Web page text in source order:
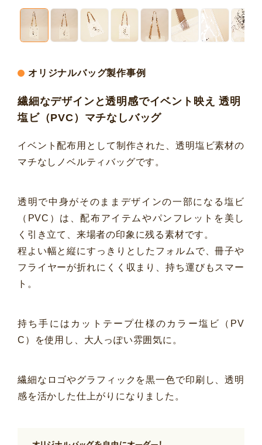
オリジナルバッグ製作事例
繊細なデザインと透明感でイベント映え 透明
塩ビ（PVC）マチなしバッグ
イベント配布用として制作された、透明塩ビ素材の
マチなしノベルティバッグです。
透明で中身がそのままデザインの一部になる塩ビ
（PVC）は、配布アイテムやパンフレットを美し
く引き立て、来場者の印象に残る素材です。
程よい幅と縦にすっきりとしたフォルムで、冊子や
フライヤーが折れにくく収まり、持ち運びもスマー
ト。
持ち手にはカットテープ仕様のカラー塩ビ（PV
C）を使用し、大人っぽい雰囲気に。
繊細なロゴやグラフィックを黒一色で印刷し、透明
感を活かした仕上がりになりました。